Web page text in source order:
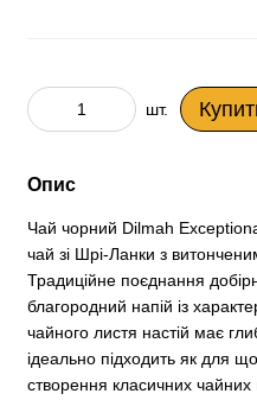
шт.
Опис
Чай чорний Dilmah
чай зі Шрі-Ланки з
Традиційне поєднання
благородний напій із
чайного листя настій має
ідеально підходить як для
створення класичних